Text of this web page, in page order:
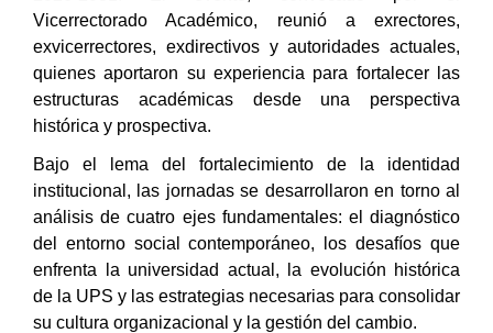
Vicerrectorado Académico, reunió a exrectores,
exvicerrectores, exdirectivos y autoridades actuales,
quienes aportaron su experiencia para fortalecer las
estructuras académicas desde una perspectiva
histórica y prospectiva.
Bajo el lema del fortalecimiento de la identidad
institucional, las jornadas se desarrollaron en torno al
análisis de cuatro ejes fundamentales: el diagnóstico
del entorno social contemporáneo, los desafíos que
enfrenta la universidad actual, la evolución histórica
de la UPS y las estrategias necesarias para consolidar
su cultura organizacional y la gestión del cambio.